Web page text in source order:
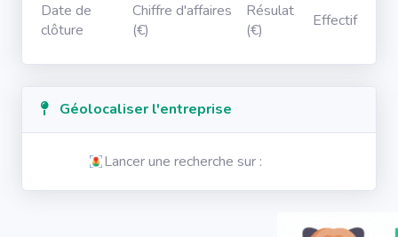
Date de
clôture
Chiffre d'affaires
(€)
Résulat
(€)
Effectif
Géolocaliser l'entreprise
Lancer une recherche sur :